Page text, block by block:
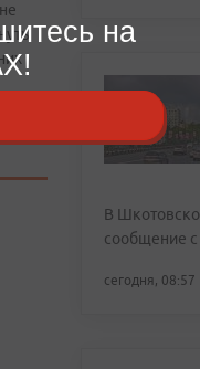
В
сообщение
сегодня, 08:57
на